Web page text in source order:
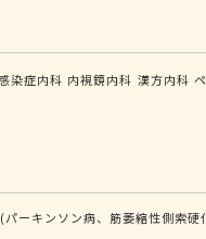
染症内科 内視鏡内科 漢方内科
ーキンソン病、筋萎縮性側索